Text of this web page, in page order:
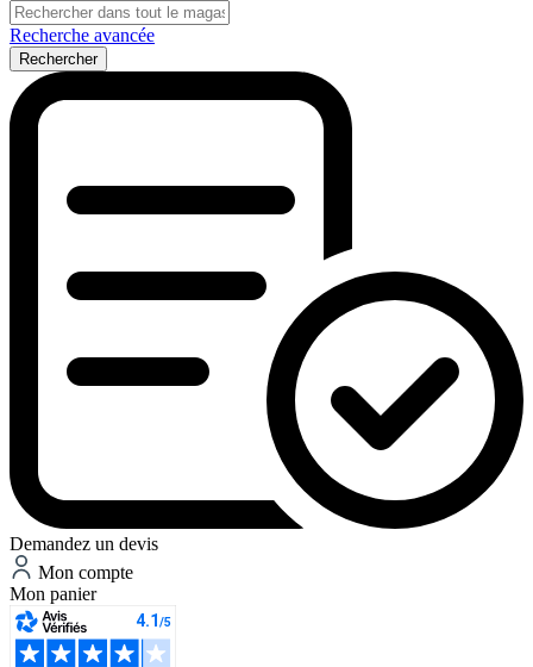
Recherche avancée
Rechercher
Demandez un devis
Mon compte
Mon panier